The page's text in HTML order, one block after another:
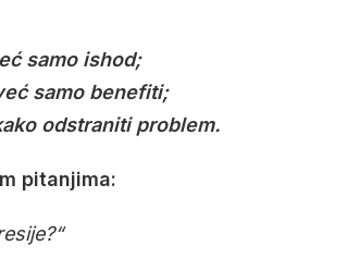
samo ishod;
samo benefiti;
odstraniti problem.
pitanjima: